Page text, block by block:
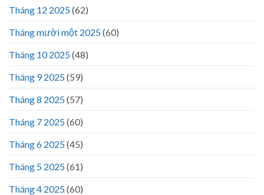
Tháng 12 2025(62)
Tháng mười một 2025(60)
Tháng 10 2025(48)
Tháng 9 2025(59)
Tháng 8 2025(57)
Tháng 7 2025(60)
Tháng 6 2025(45)
Tháng 5 2025(61)
Tháng 4 2025(60)